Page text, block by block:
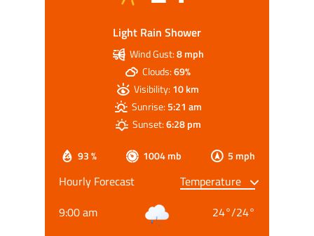
Light Rain Shower
93 % 1004 mb 5 mph
Wind Gust:8 mph
Clouds:69%
Visibility:10 km
Sunrise:5:21 am
Sunset:6:28 pm
Hourly Forecast
9:00 am
24°/24°